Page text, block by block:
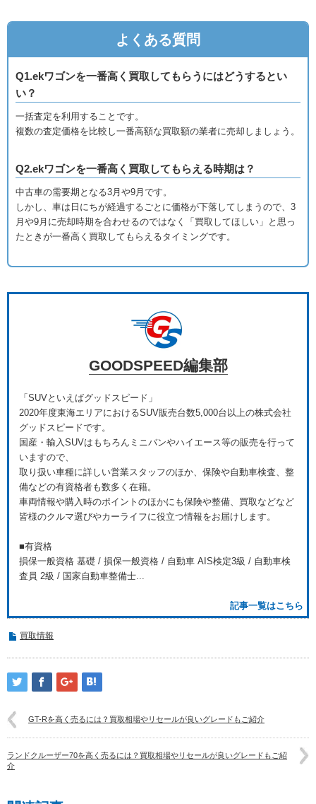
よくある質問
Q1.ekワゴンを一番高く買取してもらうにはどうするとい
い？
一括査定を利用することです。
複数の査定価格を比較し一番高額な買取額の業者に売却しましょう。
Q2.ekワゴンを一番高く買取してもらえる時期は？
中古車の需要期となる3月や9月です。
しかし、車は日にちが経過するごとに価格が下落してしまうので、3
月や9月に売却時期を合わせるのではなく「買取してほしい」と思っ
たときが一番高く買取してもらえるタイミングです。
GOODSPEED編集部
「SUVといえばグッドスピード」
2020年度東海エリアにおけるSUV販売台数5,000台以上の株式会社
グッドスピードです。
国産・輸入SUVはもちろんミニバンやハイエース等の販売を行って
いますので、
取り扱い車種に詳しい営業スタッフのほか、保険や自動車検査、整
備などの有資格者も数多く在籍。
車両情報や購入時のポイントのほかにも保険や整備、買取などなど
皆様のクルマ選びやカーライフに役立つ情報をお届けします。
■有資格
損保一般資格 基礎 / 損保一般資格 / 自動車 AIS検定3級 / 自動車検
査員 2級 / 国家自動車整備士...
記事一覧はこちら
買取情報
GT-Rを高く売るには？買取相場やリセールが良いグレードもご紹介
ランドクルーザー70を高く売るには？買取相場やリセールが良いグレードもご紹
介